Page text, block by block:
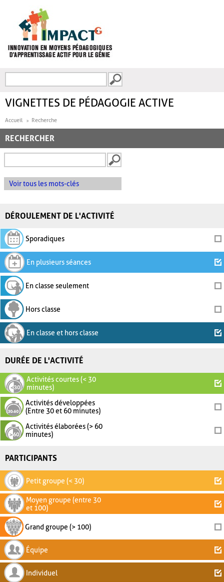
FORMULAIRE DE
VIGNETTES DE PÉDAGOGIE ACTIVE
Accueil Recherche
RECHERCHER
Voir tous les mots-clés
DÉROULEMENT DE L'ACTIVITÉ
Sporadiques
En plusieurs séances
En classe seulement
Hors classe
En classe et hors classe
DURÉE DE L'ACTIVITÉ
Activités courtes (< 30
minutes)
Activités développées
(Entre 30 et 60 minutes)
Activités élaborées (> 60
minutes)
PARTICIPANTS
Petit groupe (< 30)
Moyen groupe (entre 30
et 100)
Grand groupe (> 100)
Équipe
Individuel